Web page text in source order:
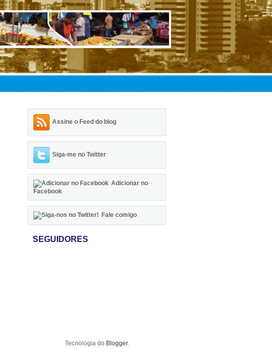
Assine o Feed do blog
Siga-me no Twitter
Adicionar no
Facebook
Fale comigo
SEGUIDORES
Tecnologia do Blogger.